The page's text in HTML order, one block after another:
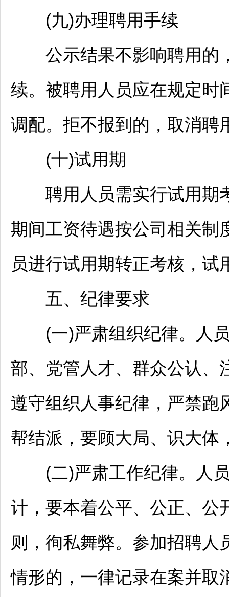
(九)办理聘用手续
公示结果不影响聘用的
续。被聘用人员应在规定时
调配。拒不报到的，取消聘
(十)试用期
聘用人员需实行试用期
期间工资待遇按公司相关制
员进行试用期转正考核，
五、纪律要求
(一)严肃组织纪律。人
部、党管人才、群众公认、
遵守组织人事纪律，严禁跑
帮结派，要顾大局、识大体
(二)严肃工作纪律。人
计，要本着公平、公正、公
则，徇私舞弊。参加招聘人
情形的，一律记录在案并取